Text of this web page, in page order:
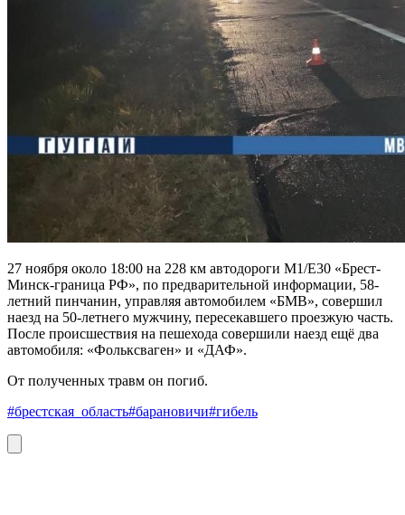
27 ноября около 18:00 на 228 км автодороги М1/Е30 «Брест-
Минск-граница РФ», по предварительной информации, 58-
летний пинчанин, управляя автомобилем «БМВ», совершил
наезд на 50-летнего мужчину, пересекавшего проезжую часть.
После происшествия на пешехода совершили наезд ещё два
автомобиля: «Фольксваген» и «ДАФ».
От полученных травм он погиб.
#брестская_область#барановичи#гибель